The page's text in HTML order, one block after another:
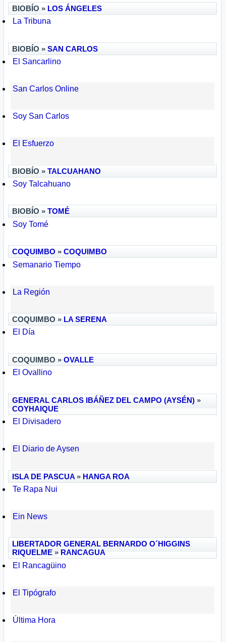
BIOBÍO » LOS ÁNGELES
La Tribuna
BIOBÍO »SAN CARLOS
El Sancarlino
San Carlos Online
Soy San Carlos
El Esfuerzo
BIOBÍO »TALCUAHANO
Soy Talcahuano
BIOBÍO »TOMÉ
Soy Tomé
COQUIMBO »COQUIMBO
Semanario Tiempo
La Región
COQUIMBO » LA SERENA
El Día
COQUIMBO »OVALLE
El Ovallino
GENERAL CARLOS IBÁÑEZ DEL CAMPO (AYSÉN) »
COYHAIQUE
El Divisadero
El Diario de Aysen
ISLA DE PASCUA » HANGA ROA
Te Rapa Nui
Ein News
LIBERTADOR GENERAL BERNARDO O´HIGGINS
RIQUELME » RANCAGUA
El Rancagüino
El Tipógrafo
Última Hora